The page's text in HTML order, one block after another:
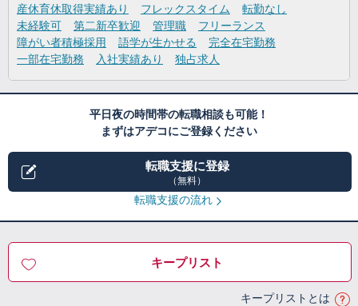
産休育休取得実績あり
フレックスタイム
転勤なし
未経験可
第二新卒歓迎 管理職
フリーランス
障がい者積極採用
語学が生かせる
完全在宅勤務
一部在宅勤務
入社実績あり 独占求人
平日夜の時間帯の転職相談も可能！
まずはアデコにご登録ください
転職支援に登録
（無料）
転職支援の流れ
キープリスト
キープリストとは